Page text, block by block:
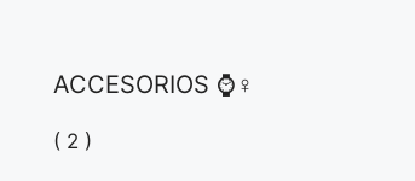
ACCESORIOS ⌚♀
( 2 )